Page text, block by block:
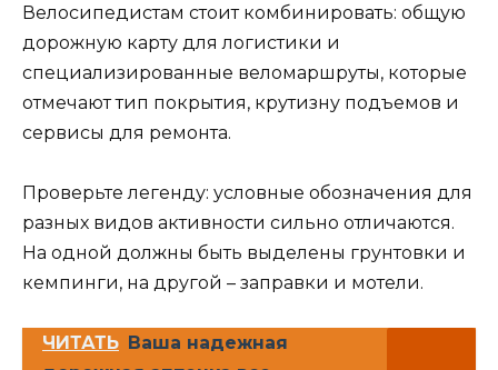
Велосипедистам стоит комбинировать: общую
дорожную карту для логистики и
специализированные веломаршруты, которые
отмечают тип покрытия, крутизну подъемов и
сервисы для ремонта.
Проверьте легенду: условные обозначения для
разных видов активности сильно отличаются.
На одной должны быть выделены грунтовки и
кемпинги, на другой – заправки и мотели.
ЧИТАТЬ Ваша надежная